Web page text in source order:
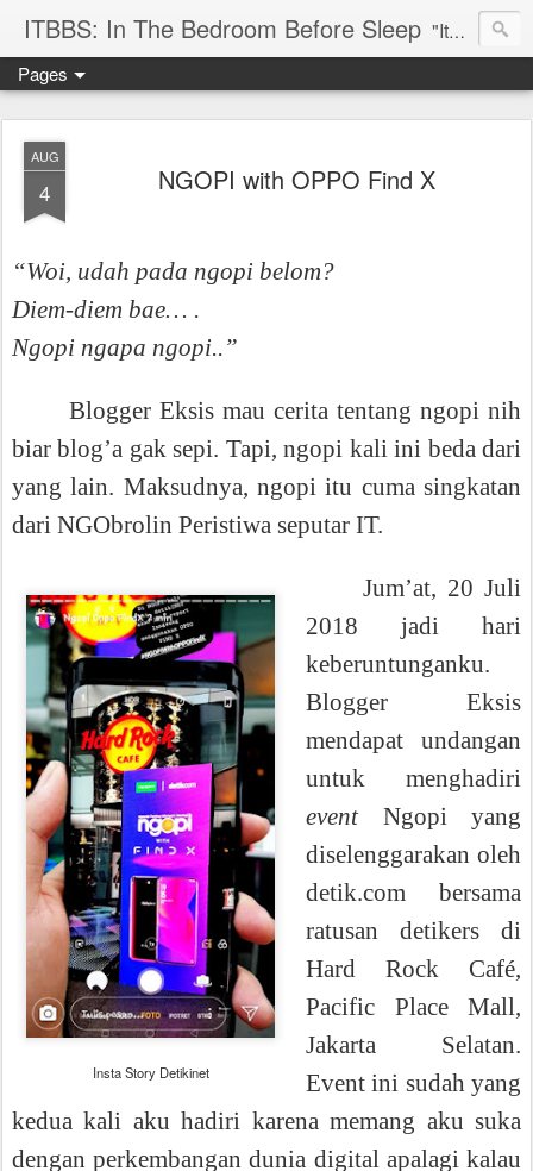
ITBBS: In The Bedroom Before Sleep "Its my life to be exist in the world"
Pages
AUG
4 NGOPI with OPPO Find X
“Woi, udah pada ngopi belom?
Diem-diem bae… .
Ngopi ngapa ngopi..”
Blogger Eksis mau cerita tentang ngopi nih
biar blog’a gak sepi. Tapi, ngopi kali ini beda dari
yang lain. Maksudnya, ngopi itu cuma singkatan
dari NGObrolin Peristiwa seputar IT.
Insta Story Detikinet
Jum’at, 20 Juli
2018 jadi hari
keberuntunganku.
Blogger Eksis
mendapat undangan
untuk menghadiri
eventNgopi yang
diselenggarakan oleh
detik.com bersama
ratusan detikers di
Hard Rock Café,
Pacific Place Mall,
Jakarta Selatan.
Event ini sudah yang
kedua kali aku hadiri karena memang aku suka
dengan perkembangan dunia digital apalagi kalau